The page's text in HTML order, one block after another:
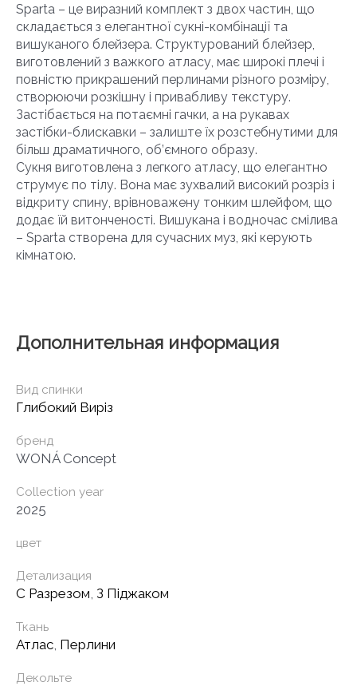
Sparta – це виразний комплект з двох частин, що
складається з елегантної сукні-комбінації та
вишуканого блейзера. Структурований блейзер,
виготовлений з важкого атласу, має широкі плечі і
повністю прикрашений перлинами різного розміру,
створюючи розкішну і привабливу текстуру.
Застібається на потаємні гачки, а на рукавах
застібки-блискавки – залиште їх розстебнутими для
більш драматичного, об’ємного образу.
Сукня виготовлена з легкого атласу, що елегантно
струмує по тілу. Вона має зухвалий високий розріз і
відкриту спину, врівноважену тонким шлейфом, що
додає їй витонченості. Вишукана і водночас смілива
– Sparta створена для сучасних муз, які керують
кімнатою.
Дополнительная информация
Вид спинки
Глибокий Виріз
бренд
WONÁ Concept
Collection year
2025
цвет
Детализация
С Разрезом З Піджаком
Ткань
Атлас Перлини
Декольте